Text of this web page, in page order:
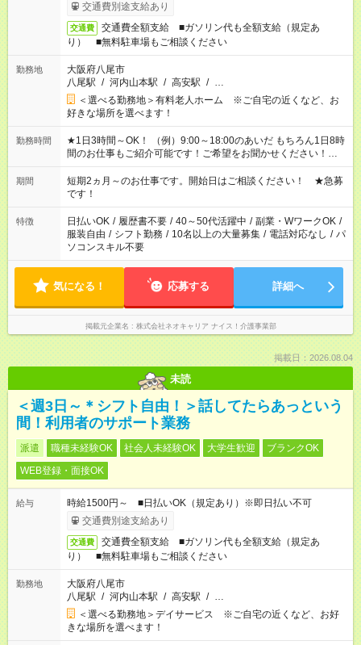
交通費別途支給あり
交通費
交通費全額支給 ■ガソリン代も全額支給（規定あ
り） ■無料駐車場もご相談ください
勤務地
大阪府八尾市
八尾駅 / 河内山本駅 / 高安駅 / …
＜選べる勤務地＞有料老人ホーム ※ご自宅の近くなど、お
好きな場所を選べます！
勤務時間
★1日3時間～OK！ （例）9:00～18:00のあいだ もちろん1日8時
間のお仕事もご紹介可能です！ご希望をお聞かせください！★家
庭の都合でお休みが必要な場合も遠慮なくご相談ください。 ※
週最低15時間以上の勤務が必要です
期間
短期2ヵ月～のお仕事です。開始日はご相談ください！ ★急募
です！
特徴 日払いOK / 履歴書不要 / 40～50代活躍中 / 副業・WワークOK /
服装自由 / シフト勤務 / 10名以上の大量募集 / 電話対応なし / パ
ソコンスキル不要
気になる！ 応募する 詳細へ
掲載元企業名 株式会社ネオキャリア ナイス！介護事業部
掲載日：2026.08.04
未読
＜週3日～＊シフト自由！＞話してたらあっという
間！利用者のサポート業務
派遣 職種未経験OK 社会人未経験OK 大学生歓迎
ブランクOK
WEB登録・面接OK
給与
時給1500円～ ■日払いOK（規定あり）※即日払い不可
交通費別途支給あり
交通費
交通費全額支給 ■ガソリン代も全額支給（規定あ
り） ■無料駐車場もご相談ください
勤務地
大阪府八尾市
八尾駅 / 河内山本駅 / 高安駅 / …
＜選べる勤務地＞デイサービス ※ご自宅の近くなど、お好
きな場所を選べます！